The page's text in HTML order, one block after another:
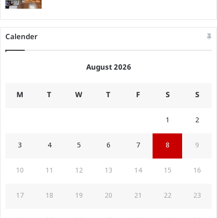
Calender
August 2026
M T W T F S S
1 2
3 4 5 6 7 8 9
10 11 12 13 14 15 16
17 18 19 20 21 22 23